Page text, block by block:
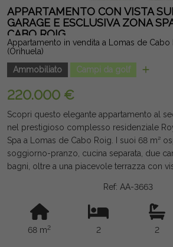
APPARTAMENTO CON VISTA
GARAGE E ESCLUSIVA ZONA
CABO ROIG
Appartamento in vendita a Lomas de
(Orihuela)
Ammobiliato
Campi da golf
220.000 €
Scopri questo elegante appartamento al
nel prestigioso complesso residenziale
Spa a Lomas de Cabo Roig. I suoi 68 m²
soggiorno-pranzo, cucina separata, due
bagni, oltre a una piacevole terrazza con
condotti di aria condizionata centralizzati e
garage. La residenza offre magnifiche
svago, con palestra, hammam, sauna e
rendendola un'ottima opzione sia da
Ref: AA-3663
68 m2 2 2